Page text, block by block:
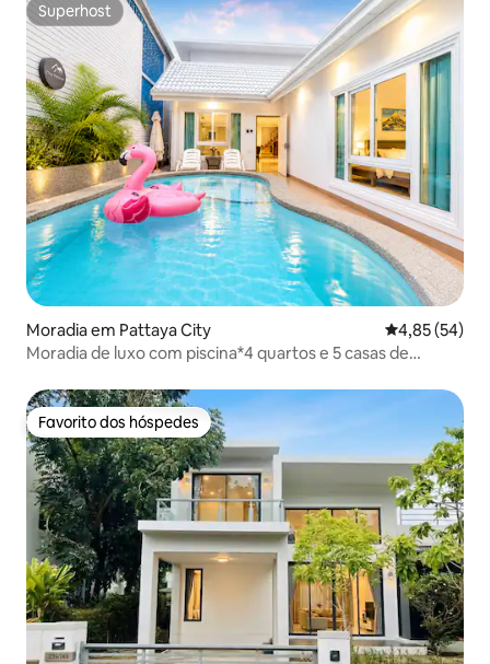
Superhost
Superhost
Moradia em Pattaya City Classificação
4,85 (54)
Moradia de luxo com piscina*4 quartos e 5 casas de
Favorito dos hóspedes
Favorito dos hóspedes